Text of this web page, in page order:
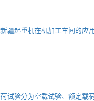
疆起重机在机加工车间的应
试验分为空载试验、额定载